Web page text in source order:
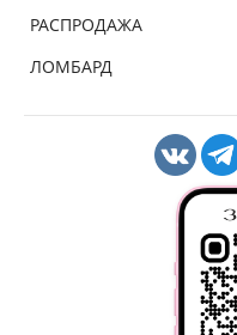
РАСПРОДАЖА
ЛОМБАРД